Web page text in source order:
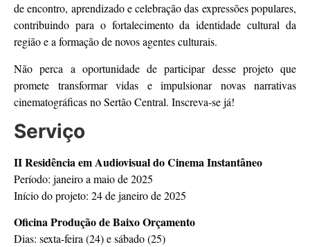
de encontro, aprendizado e celebração das expressões populares,
contribuindo para o fortalecimento da identidade cultural da
região e a formação de novos agentes culturais.
Não perca a oportunidade de participar desse projeto que
promete transformar vidas e impulsionar novas narrativas
cinematográficas no Sertão Central. Inscreva-se já!
Serviço
II Residência em Audiovisual do Cinema Instantâneo
Período: janeiro a maio de 2025
Início do projeto: 24 de janeiro de 2025
Oficina Produção de Baixo Orçamento
Dias: sexta-feira (24) e sábado (25)